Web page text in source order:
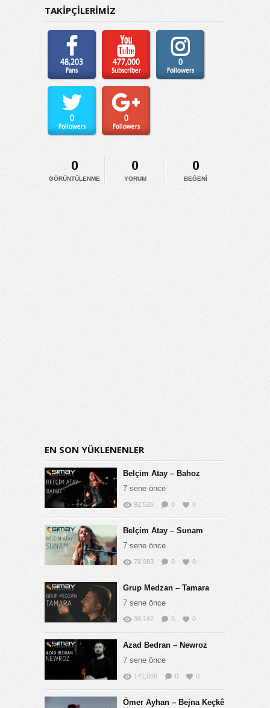
TAKİPÇİLERİMİZ
48,203
Fans
477,000
Subscriber
0
Followers
0
Followers
0
Followers
0
GÖRÜNTÜLENME
0
YORUM
0
BEĞENI
EN SON YÜKLENENLER
Belçim Atay – Bahoz
7 sene önce
92,526 0 0
Belçim Atay – Sunam
7 sene önce
78,983 0 0
Grup Medzan – Tamara
7 sene önce
36,162 0 0
Azad Bedran – Newroz
7 sene önce
141,068 0 0
Ömer Ayhan – Bejna Keçkê